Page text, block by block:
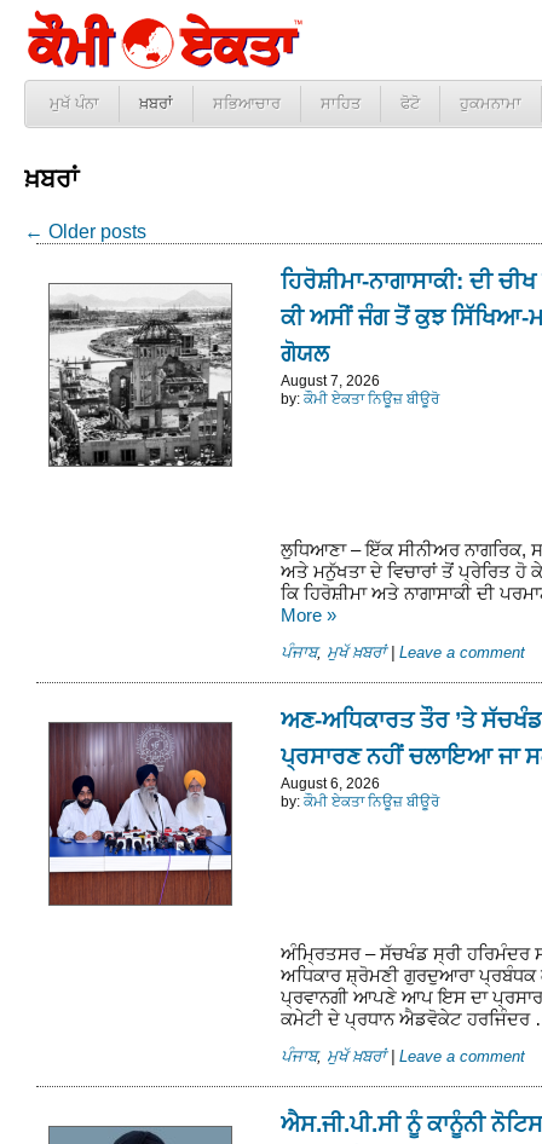
ਮੁਖੱ ਪੰਨਾ ਖ਼ਬਰਾਂ ਸਭਿਆਚਾਰ ਸਾਹਿਤ ਫੋਟੋ ਹੁਕਮਨਾਮਾ
ਖ਼ਬਰਾਂ
← Older posts
ਹਿਰੋਸ਼ੀਮਾ-ਨਾਗਾਸਾਕੀ: ਦੀ
ਕੀ ਅਸੀਂ ਜੰਗ ਤੋਂ ਕੁਝ ਸਿੱਖਿਆ-
ਗੋਯਲ
August 7, 2026
by: ਕੌਮੀ ਏਕਤਾ ਨਿਊਜ਼ ਬੀਊਰੋ
ਲੁਧਿਆਣਾ – ਇੱਕ ਸੀਨੀਅਰ ਨਾਗਰਿਕ,
ਅਤੇ ਮਨੁੱਖਤਾ ਦੇ ਵਿਚਾਰਾਂ ਤੋਂ ਪ੍ਰੇਰਿਤ
ਕਿ ਹਿਰੋਸ਼ੀਮਾ ਅਤੇ ਨਾਗਾਸਾਕੀ ਦੀ
More »
ਪੰਜਾਬ, ਮੁਖੱ ਖ਼ਬਰਾਂ Leave a comment
ਅਣ-ਅਧਿਕਾਰਤ ਤੌਰ ’ਤੇ ਸੱਚਖੰਡ
ਪ੍ਰਸਾਰਣ ਨਹੀਂ ਚਲਾਇਆ ਜਾ
August 6, 2026
by: ਕੌਮੀ ਏਕਤਾ ਨਿਊਜ਼ ਬੀਊਰੋ
ਅੰਮ੍ਰਿਤਸਰ – ਸੱਚਖੰਡ ਸ੍ਰੀ ਹਰਿਮੰਦਰ
ਅਧਿਕਾਰ ਸ਼੍ਰੋਮਣੀ ਗੁਰਦੁਆਰਾ
ਪ੍ਰਵਾਨਗੀ ਆਪਣੇ ਆਪ ਇਸ ਦਾ
ਕਮੇਟੀ ਦੇ ਪ੍ਰਧਾਨ ਐਡਵੋਕੇਟ
ਪੰਜਾਬ, ਮੁਖੱ ਖ਼ਬਰਾਂ Leave a comment
ਐਸ.ਜੀ.ਪੀ.ਸੀ ਨੂੰ ਕਾਨੂੰਨੀ